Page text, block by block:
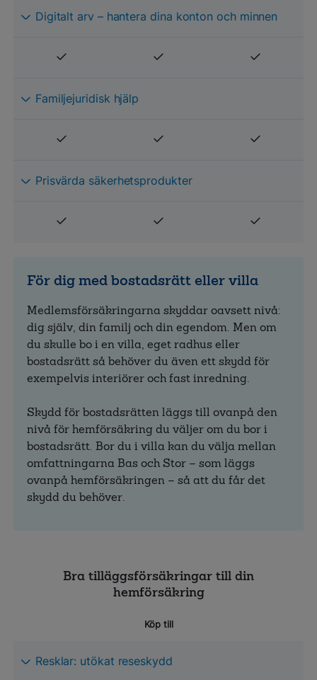
Digitalt arv – hantera dina konton och minnen
Familjejuridisk hjälp
Prisvärda säkerhetsprodukter
För dig med bostadsrätt eller villa
Medlemsförsäkringarna skyddar oavsett nivå:
dig själv, din familj och din egendom. Men om
du skulle bo i en villa, eget radhus eller
bostadsrätt så behöver du även ett skydd för
exempelvis interiörer och fast inredning.
Skydd för bostadsrätten läggs till ovanpå den
nivå för hemförsäkring du väljer om du bor i
bostadsrätt. Bor du i villa kan du välja mellan
omfattningarna Bas och Stor – som läggs
ovanpå hemförsäkringen – så att du får det
skydd du behöver.
Bra tilläggsförsäkringar till din
hemförsäkring
Köp till
Resklar: utökat reseskydd